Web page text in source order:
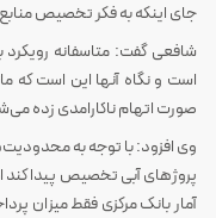
جای اینکه به فکر تخصیص
شافعی گفت: متاسفانه رویکرد
است و نگاه آنها این است که
صورت اتهام ناکارامدی زده
پروژهای آبی تخصیص پیدا کند
آمار بانک مرکزی فقط میزان